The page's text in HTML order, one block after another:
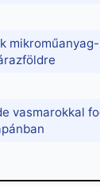
vasmarokkal